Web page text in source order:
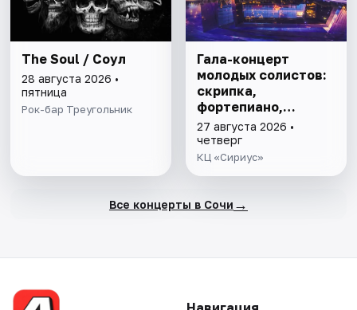
The Soul / Соул
28 августа 2026 •
пятница
Рок-бар Треугольник
Гала-концерт
молодых солистов:
скрипка,
фортепиано,
кларнет, гобой
27 августа 2026 •
четверг
КЦ «Сириус»
Все концерты в Сочи →